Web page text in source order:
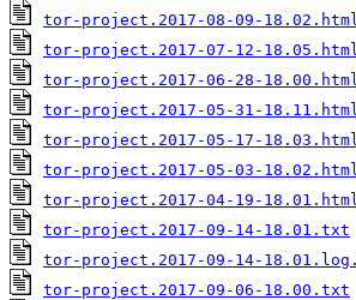
tor-project.2017-08-09-18.02.html
tor-project.2017-07-12-18.05.html
tor-project.2017-06-28-18.00.html
tor-project.2017-05-31-18.11.html
tor-project.2017-05-17-18.03.html
tor-project.2017-05-03-18.02.html
tor-project.2017-04-19-18.01.html
tor-project.2017-09-14-18.01.txt
tor-project.2017-09-14-
tor-project.2017-09-06-18.00.txt